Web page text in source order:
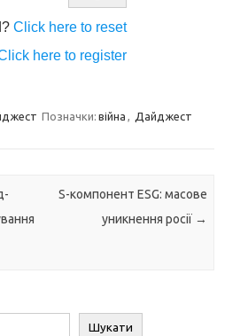
Click here to reset
here to register
Позначки: війна , Дайджест
S-компонент ESG: масове
уникнення росії →
Шукати